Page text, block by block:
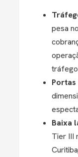
pesa
Portas
Baixa
Tier III